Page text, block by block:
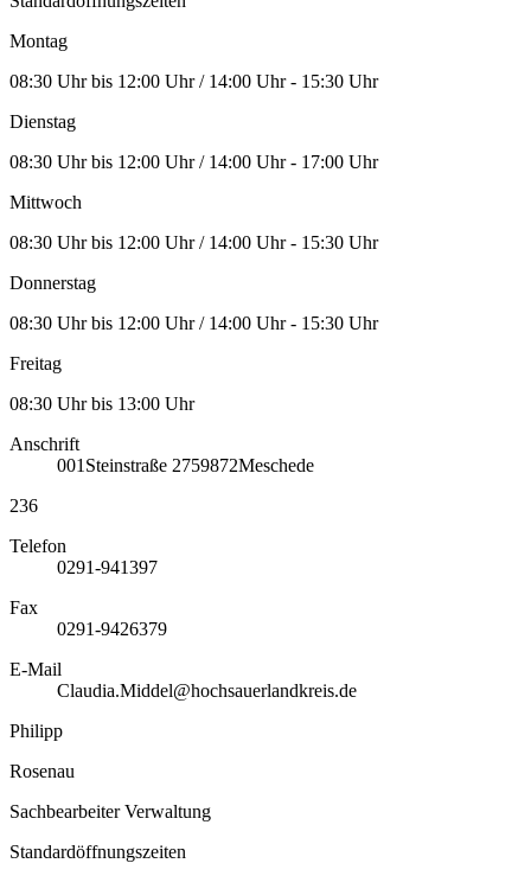
Montag
08:30 Uhr bis 12:00 Uhr / 14:00 Uhr - 15:30 Uhr
Dienstag
08:30 Uhr bis 12:00 Uhr / 14:00 Uhr - 17:00 Uhr
Mittwoch
08:30 Uhr bis 12:00 Uhr / 14:00 Uhr - 15:30 Uhr
Donnerstag
08:30 Uhr bis 12:00 Uhr / 14:00 Uhr - 15:30 Uhr
Freitag
08:30 Uhr bis 13:00 Uhr
Anschrift
001 Steinstraße 2759872Meschede
236
Telefon
0291-941397
Fax
0291-9426379
E-Mail
Claudia.Middel@hochsauerlandkreis.de
Philipp
Rosenau
Sachbearbeiter Verwaltung
Standardöffnungszeiten